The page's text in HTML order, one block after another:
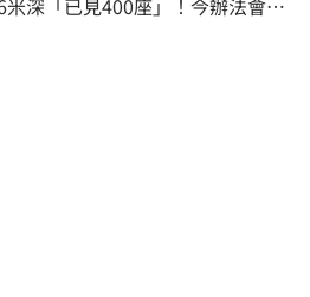
深「已見400座」！今辦法會安